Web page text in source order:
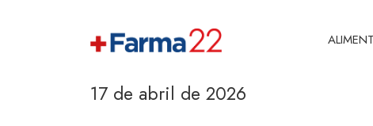
17 de abril de 2026